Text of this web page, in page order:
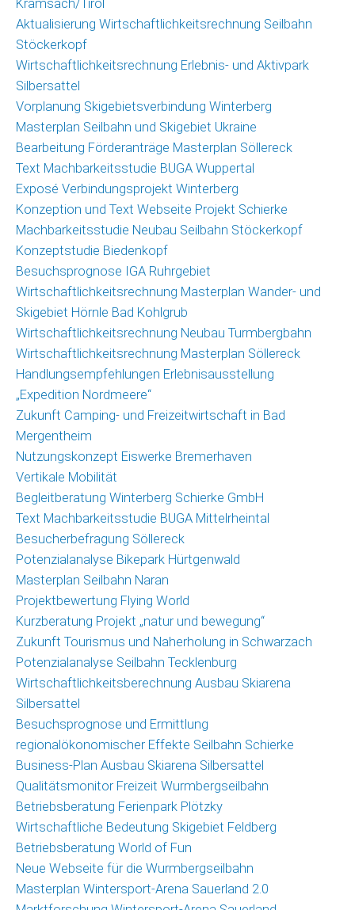
Kramsach/Tirol
Aktualisierung Wirtschaftlichkeitsrechnung Seilbahn
Stöckerkopf
Wirtschaftlichkeitsrechnung Erlebnis- und Aktivpark
Silbersattel
Vorplanung Skigebietsverbindung Winterberg
Masterplan Seilbahn und Skigebiet Ukraine
Bearbeitung Förderanträge Masterplan Söllereck
Text Machbarkeitsstudie BUGA Wuppertal
Exposé Verbindungsprojekt Winterberg
Konzeption und Text Webseite Projekt Schierke
Machbarkeitsstudie Neubau Seilbahn Stöckerkopf
Konzeptstudie Biedenkopf
Besuchsprognose IGA Ruhrgebiet
Wirtschaftlichkeitsrechnung Masterplan Wander- und
Skigebiet Hörnle Bad Kohlgrub
Wirtschaftlichkeitsrechnung Neubau Turmbergbahn
Wirtschaftlichkeitsrechnung Masterplan Söllereck
Handlungsempfehlungen Erlebnisausstellung
„Expedition Nordmeere“
Zukunft Camping- und Freizeitwirtschaft in Bad
Mergentheim
Nutzungskonzept Eiswerke Bremerhaven
Vertikale Mobilität
Begleitberatung Winterberg Schierke GmbH
Text Machbarkeitsstudie BUGA Mittelrheintal
Besucherbefragung Söllereck
Potenzialanalyse Bikepark Hürtgenwald
Masterplan Seilbahn Naran
Projektbewertung Flying World
Kurzberatung Projekt „natur und bewegung“
Zukunft Tourismus und Naherholung in Schwarzach
Potenzialanalyse Seilbahn Tecklenburg
Wirtschaftlichkeitsberechnung Ausbau Skiarena
Silbersattel
Besuchsprognose und Ermittlung
regionalökonomischer Effekte Seilbahn Schierke
Business-Plan Ausbau Skiarena Silbersattel
Qualitätsmonitor Freizeit Wurmbergseilbahn
Betriebsberatung Ferienpark Plötzky
Wirtschaftliche Bedeutung Skigebiet Feldberg
Betriebsberatung World of Fun
Neue Webseite für die Wurmbergseilbahn
Masterplan Wintersport-Arena Sauerland 2.0